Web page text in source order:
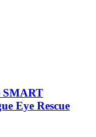
SMART
Eye Rescue